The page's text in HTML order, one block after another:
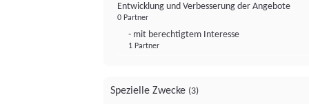
Entwicklung und Verbesserung der Angebote
0 Partner
- mit berechtigtem Interesse
1 Partner
Spezielle Zwecke (3)